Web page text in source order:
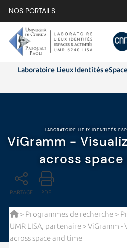
NOS PORTAILS :
Laboratoire Lieux Identités
LABORATOIRE LIEUX IDENTITÉS
ViGramm -
across
PARTAGE PDF
> Programmes de recherche>
UMR LISA, partenaire> ViGramm -
across space and time